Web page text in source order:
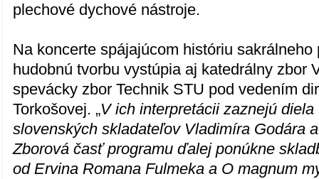
plechové dychové nástroje.
Na koncerte spájajúcom históriu
hudobnú tvorbu vystúpia aj katedrálny zbor
spevácky zbor Technik STU pod vedením
Torkošovej. „V ich interpretácii zaznejú
slovenských skladateľov Vladimíra Godára
Zborová časť programu ďalej ponúkne
od Ervina Romana Fulmeka a O magnum